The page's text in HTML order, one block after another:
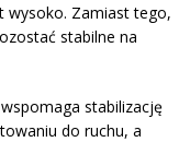
wysoko. Zamiast tego,
stabilne na
stabilizację
do ruchu, a